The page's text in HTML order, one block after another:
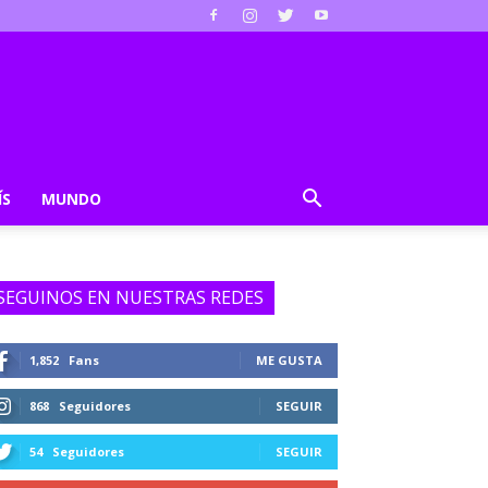
MUNDO
EN NUESTRAS REDES
1,852 Fans ME GUSTA
868 Seguidores SEGUIR
54 Seguidores SEGUIR